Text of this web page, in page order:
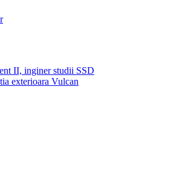
II, inginer studii SSD
exterioara Vulcan